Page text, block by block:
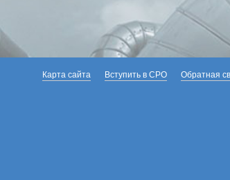
Карта сайта Вступить в СРО Обратная